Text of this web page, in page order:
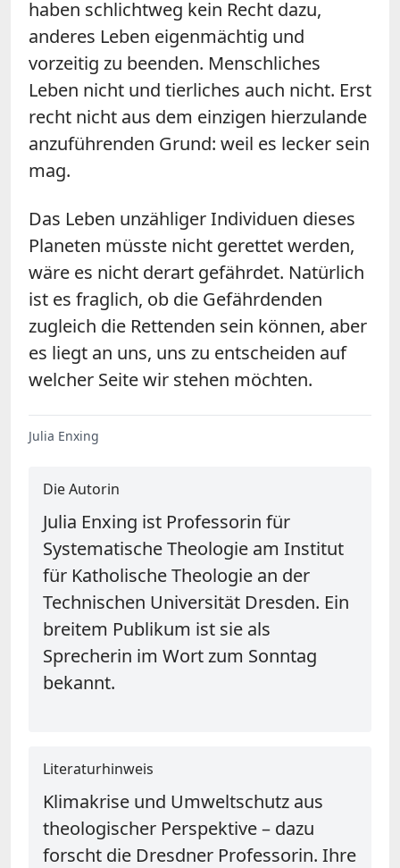
haben schlichtweg kein Recht dazu,
anderes Leben eigenmächtig und
vorzeitig zu beenden. Menschliches
Leben nicht und tierliches auch nicht. Erst
recht nicht aus dem einzigen hierzulande
anzuführenden Grund: weil es lecker sein
mag.
Das Leben unzähliger Individuen dieses
Planeten müsste nicht gerettet werden,
wäre es nicht derart gefährdet. Natürlich
ist es fraglich, ob die Gefährdenden
zugleich die Rettenden sein können, aber
es liegt an uns, uns zu entscheiden auf
welcher Seite wir stehen möchten.
Julia Enxing
Die Autorin
Julia Enxing ist Professorin für
Systematische Theologie am Institut
für Katholische Theologie an der
Technischen Universität Dresden. Ein
breitem Publikum ist sie als
Sprecherin im Wort zum Sonntag
bekannt.
Literaturhinweis
Klimakrise und Umweltschutz aus
theologischer Perspektive – dazu
forscht die Dresdner Professorin. Ihre